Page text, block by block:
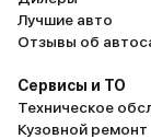
Лучшие авто
Отзывы об
Сервисы и ТО
Техническое
Кузовной ремонт